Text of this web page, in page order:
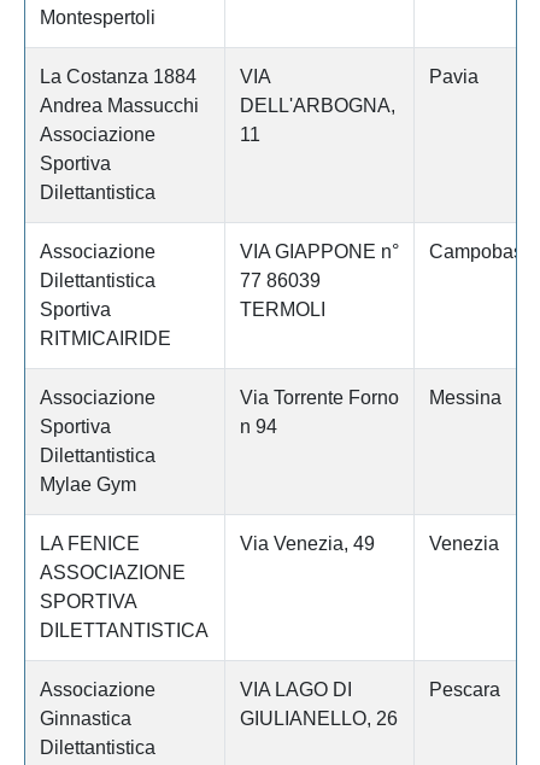
Montespertoli
La Costanza 1884
Andrea Massucchi
Associazione
Sportiva
Dilettantistica
VIA
DELL'ARBOGNA,
11
Pavia
Associazione
Dilettantistica
Sportiva
RITMICAIRIDE
VIA GIAPPONE n°
77 86039
TERMOLI
Associazione
Sportiva
Dilettantistica
Mylae Gym
Via Torrente Forno
n 94
Messina
LA FENICE
ASSOCIAZIONE
SPORTIVA
DILETTANTISTICA
Via Venezia, 49 Venezia
Associazione
Ginnastica
Dilettantistica
VIA LAGO DI
GIULIANELLO, 26
Pescara